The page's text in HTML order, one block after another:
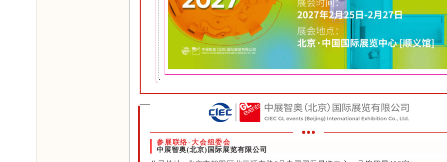
参展联络-大会组委会
中展智奥(北京)国际展览有限公司